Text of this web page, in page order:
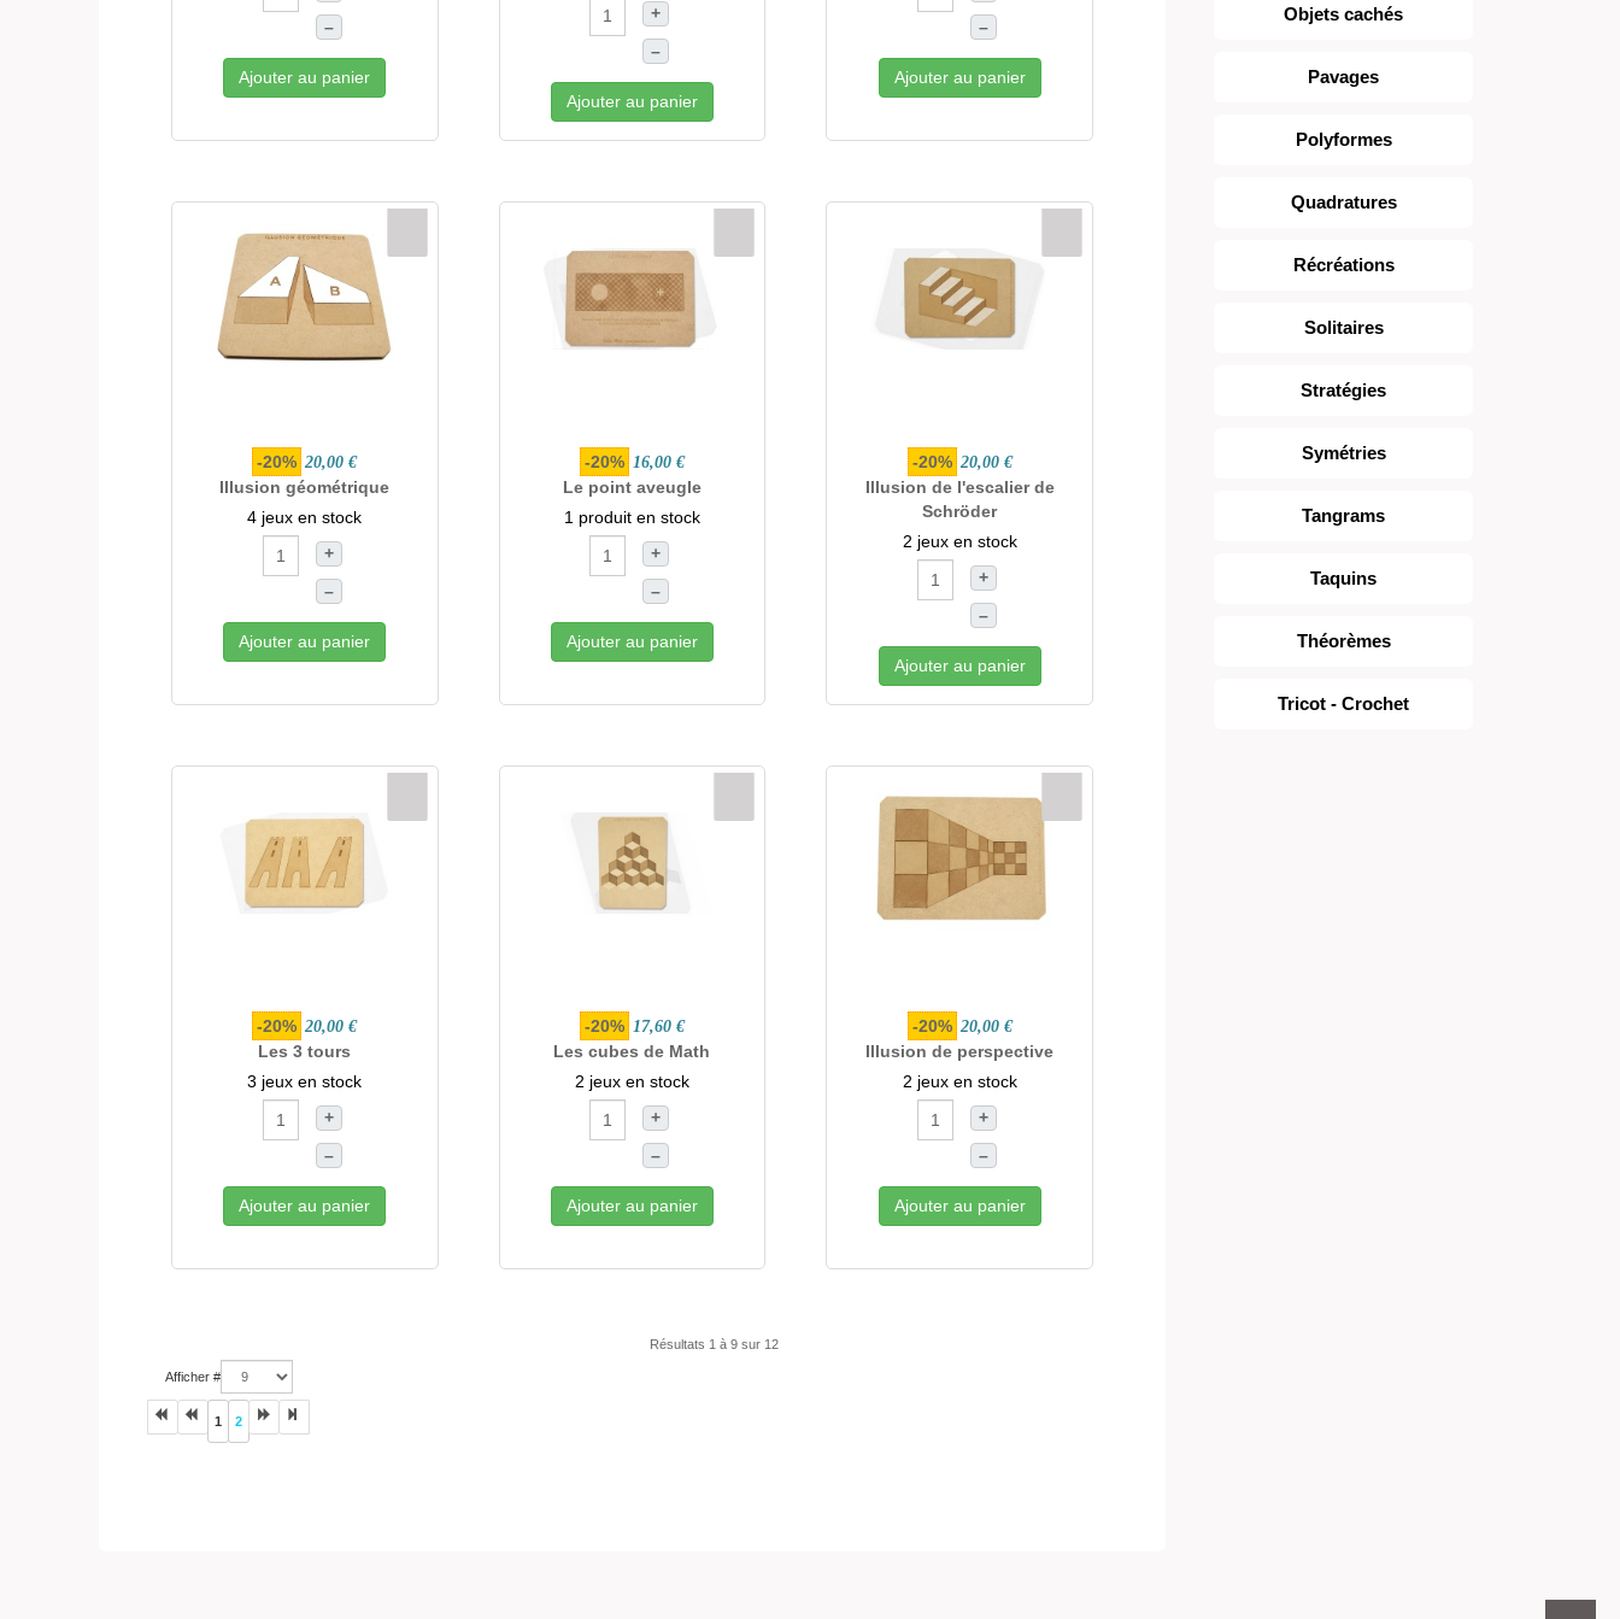
–
Ajouter au panier
+
–
Ajouter au panier
–
Ajouter au panier
-20% 20,00 €
Illusion géométrique
4 jeux en stock
+
–
Ajouter au panier
-20% 16,00 €
Le point aveugle
1 produit en stock
+
–
Ajouter au panier
-20% 20,00 €
Illusion de l'escalier de
Schröder
2 jeux en stock
+
–
Ajouter au panier
-20% 20,00 €
Les 3 tours
3 jeux en stock
+
–
Ajouter au panier
-20% 17,60 €
Les cubes de Math
2 jeux en stock
+
–
Ajouter au panier
-20% 20,00 €
Illusion de perspective
2 jeux en stock
+
–
Ajouter au panier
Afficher #
1 2
Résultats 1 à 9 sur 12
Objets cachés
Pavages
Polyformes
Quadratures
Récréations
Solitaires
Stratégies
Symétries
Tangrams
Taquins
Théorèmes
Tricot - Crochet